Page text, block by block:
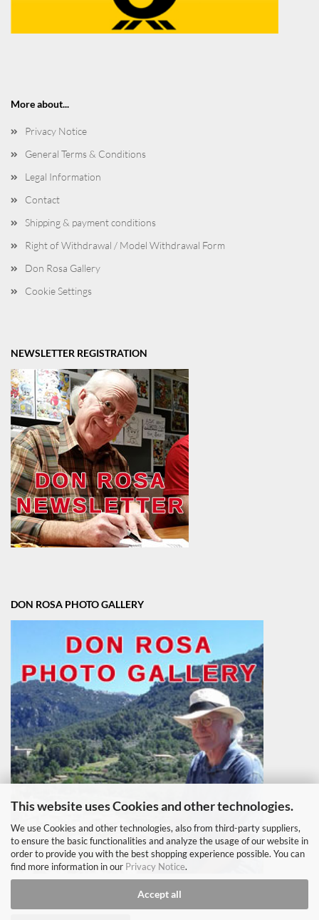
This website uses Cookies and other technologies.
We use Cookies and other technologies, also from third-party suppliers,
to ensure the basic functionalities and analyze the usage of our website in
order to provide you with the best shopping experience possible. You can
find more information in our Privacy Notice.
Accept all
More about...
Privacy Notice
General Terms & Conditions
Legal Information
Contact
Shipping & payment conditions
Right of Withdrawal / Model Withdrawal Form
Don Rosa Gallery
Cookie Settings
NEWSLETTER REGISTRATION
DON ROSA PHOTO GALLERY